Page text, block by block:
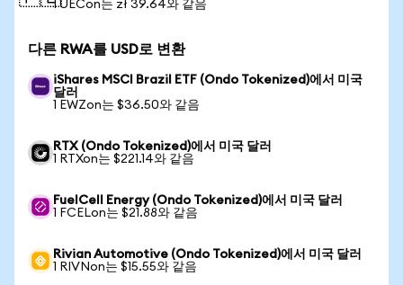
1 UECon는 zł 39.64와 같음
다른 RWA를 USD로 변환
iShares MSCI Brazil ETF (Ondo Tokenized)에서 미국
달러
1 EWZon는 $36.50와 같음
RTX (Ondo Tokenized)에서 미국 달러
1 RTXon는 $221.14와 같음
FuelCell Energy (Ondo Tokenized)에서 미국 달러
1 FCELon는 $21.88와 같음
Rivian Automotive (Ondo Tokenized)에서 미국 달러
1 RIVNon는 $15.55와 같음